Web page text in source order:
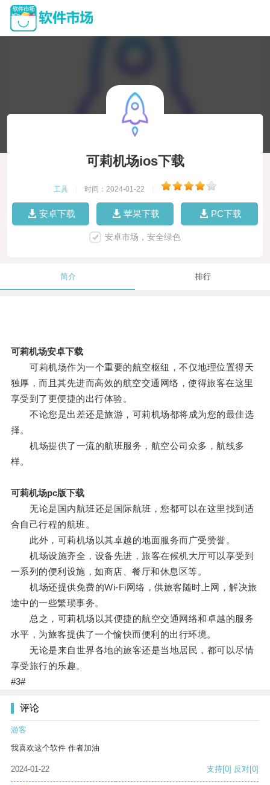
可莉机场ios下载
工具 时间：2024-01-22
安卓下载 苹果下载 PC下载
安卓市场，安全绿色
简介 排行
可莉机场安卓下载
可莉机场作为一个重要的航空枢纽，不仅地理位置得天
独厚，而且其先进而高效的航空交通网络，使得旅客在这里
享受到了更便捷的出行体验。
不论您是出差还是旅游，可莉机场都将成为您的最佳选
择。
机场提供了一流的航班服务，航空公司众多，航线多
样。
可莉机场pc版下载
无论是国内航班还是国际航班，您都可以在这里找到适
合自己行程的航班。
此外，可莉机场以其卓越的地面服务而广受赞誉。
机场设施齐全，设备先进，旅客在候机大厅可以享受到
一系列的便利设施，如商店、餐厅和休息区等。
机场还提供免费的Wi-Fi网络，供旅客随时上网，解决旅
途中的一些繁琐事务。
总之，可莉机场以其便捷的航空交通网络和卓越的服务
水平，为旅客提供了一个愉快而便利的出行环境。
无论是来自世界各地的旅客还是当地居民，都可以尽情
享受旅行的乐趣。
#3#
评论
游客
我喜欢这个软件 作者加油
2024-01-22 支持[0] 反对[0]